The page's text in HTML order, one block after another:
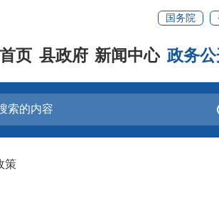
国务院
首页 县政府 新闻中心 政务
策